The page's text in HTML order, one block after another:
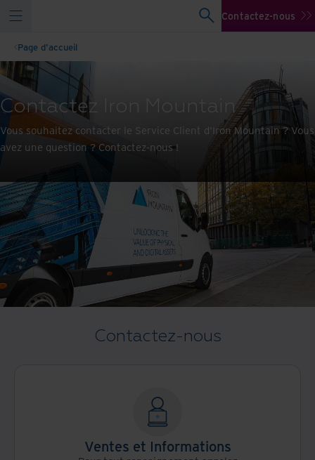
Contactez-nous
Page d'accueil
Contactez Iron Mountain
Vous souhaitez contacter le Service Client d'Iron Mountain ? Vous
avez une question ? Contactez-nous !
Contactez-nous
Ventes et Informations